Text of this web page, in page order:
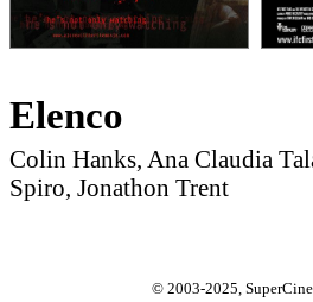
Elenco
Colin Hanks, Ana Claudia
Spiro, Jonathon Trent
© 2003-2025,